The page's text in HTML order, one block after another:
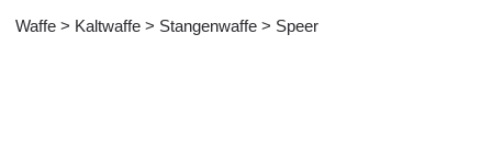
Waffe > Kaltwaffe > Stangenwaffe > Speer